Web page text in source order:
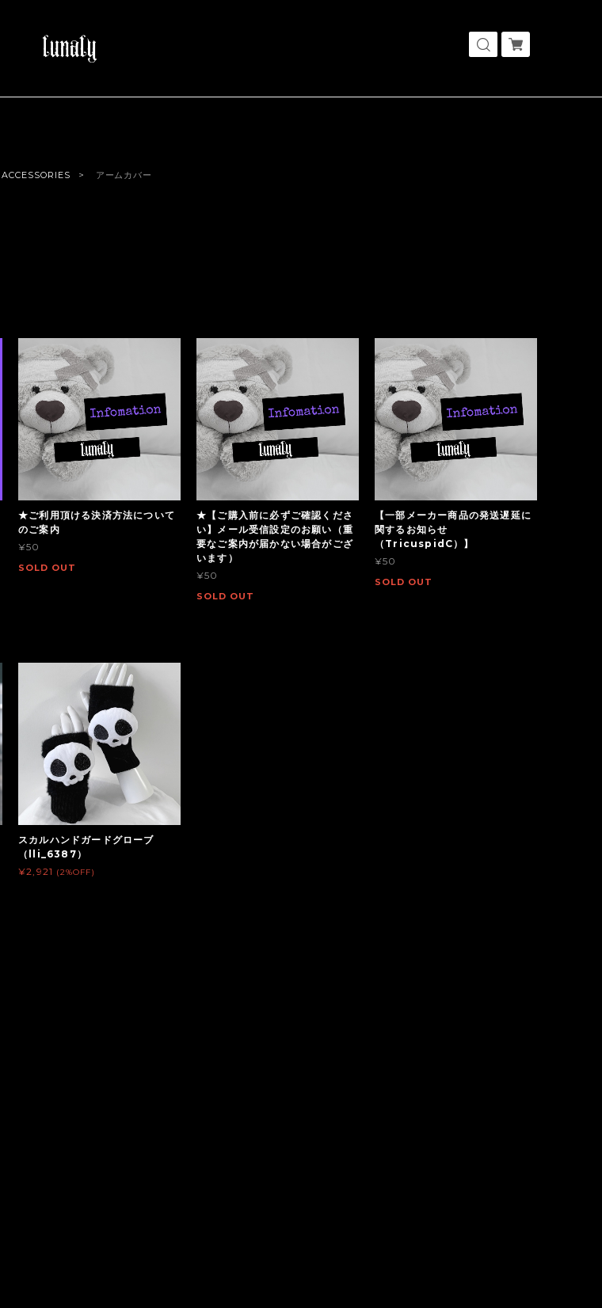
ACCESSORIES アームカバー
★ご利用頂ける決済方法について
のご案内
¥50
SOLD OUT
★【ご購入前に必ずご確認くださ
い】メール受信設定のお願い（重
要なご案内が届かない場合がござ
います）
¥50
SOLD OUT
【一部メーカー商品の発送遅延に
関するお知らせ
（TricuspidC）】
¥50
SOLD OUT
スカルハンドガードグローブ
（lli_6387）
¥2,921 (2%OFF)